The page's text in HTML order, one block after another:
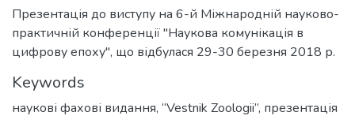
Презентація до виступу на 6-й Міжнародній науково-
практичній конференції "Наукова комунікація в
цифрову епоху", що відбулася 29-30 березня 2018 р.
Keywords
наукові фахові видання, “Vestnik Zoologii”, презентація